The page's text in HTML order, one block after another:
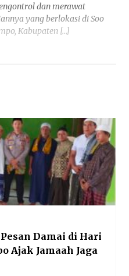
dan merawat
yang berlokasi di Soo
Kabupaten […]
Damai di Hari
Ajak Jamaah Jaga